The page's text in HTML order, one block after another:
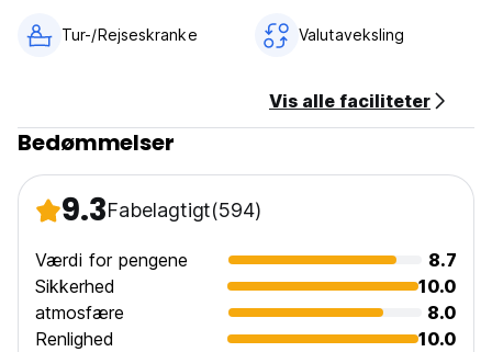
Tur-/Rejseskranke Valutaveksling
Vis alle faciliteter
Bedømmelser
9.3Fabelagtigt(594)
Værdi for pengene
8.7
Sikkerhed
10.0
atmosfære
8.0
Renlighed
10.0